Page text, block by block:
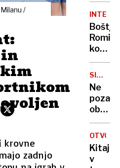
/
krovne
zadnjo
hrane?
odkrili:
za
učinke
Romih,
kot
ga
še
niste
videli:
psa
ti
obrne
na
SI-
ALARM
Ne
ob
12.
uri
vam
bo
zaradi
Kitajci
v